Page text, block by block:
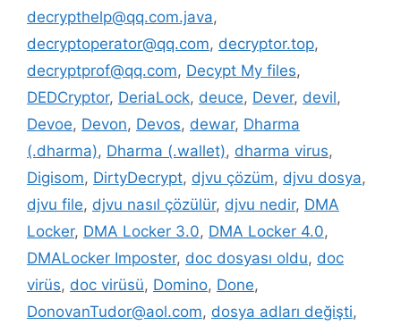
decrypthelp@qq.com.java,
decryptoperator@qq.com, decryptor.top,
decryptprof@qq.com, Decypt My files,
DEDCryptor, DeriaLock, deuce, Dever, devil,
Devoe, Devon, Devos, dewar, Dharma
(.dharma), Dharma (.wallet), dharma virus,
Digisom, DirtyDecrypt, djvu çözüm, djvu dosya,
djvu file, djvu nasıl çözülür, djvu nedir, DMA
Locker, DMA Locker 3.0, DMA Locker 4.0,
DMALocker Imposter, doc dosyası oldu, doc
virüs, doc virüsü, Domino, Done,
DonovanTudor@aol.com, dosya adları değişti,